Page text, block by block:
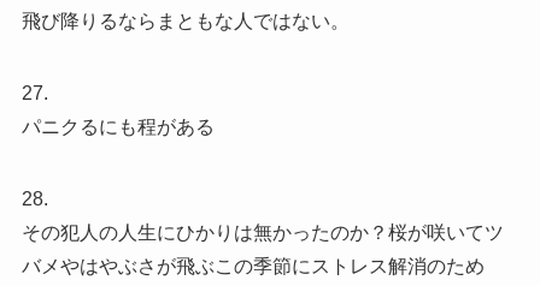
飛び降りるならまともな人ではない。
27.
パニクるにも程がある
28.
その犯人の人生にひかりは無かったのか？桜が咲いてツ
バメやはやぶさが飛ぶこの季節にストレス解消のため